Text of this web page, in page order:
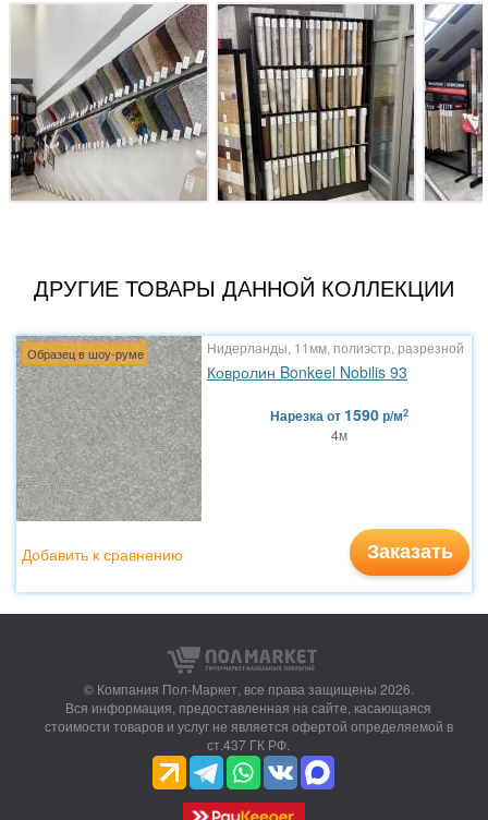
ДРУГИЕ ТОВАРЫ ДАННОЙ КОЛЛЕКЦИИ
Образец в шоу-руме Нидерланды, 11мм, полиэстр, разрезной
Ковролин Bonkeel Nobilis 93
Нарезкаот 1590р/м2
4м
Заказать
Добавить к сравнению
© Компания Пол-Маркет, все права защищены 2026.
Вся информация, предоставленная на сайте, касающаяся
стоимости товаров и услуг не является офертой определяемой в
ст.437 ГК РФ.